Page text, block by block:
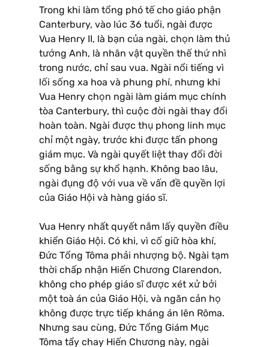
Trong khi làm tổng phó tế cho giáo phận
Canterbury, vào lúc 36 tuổi, ngài được
Vua Henry II, là bạn của ngài, chọn làm thủ
tướng Anh, là nhân vật quyền thế thứ nhì
trong nước, chỉ sau vua. Ngài nổi tiếng vì
lối sống xa hoa và phung phí, nhưng khi
Vua Henry chọn ngài làm giám mục chính
tòa Canterbury, thì cuộc đời ngài thay đổi
hoàn toàn. Ngài được thụ phong linh mục
chỉ một ngày, trước khi được tấn phong
giám mục. Và ngài quyết liệt thay đổi đời
sống bằng sự khổ hạnh. Không bao lâu,
ngài đụng độ với vua về vấn đề quyền lợi
của Giáo Hội và hàng giáo sĩ.
Vua Henry nhất quyết nắm lấy quyền điều
khiển Giáo Hội. Có khi, vì cố giữ hòa khí,
Ðức Tổng Tôma phải nhượng bộ. Ngài tạm
thời chấp nhận Hiến Chương Clarendon,
không cho phép giáo sĩ được xét xử bởi
một toà án của Giáo Hội, và ngăn cản họ
không được trực tiếp kháng án lên Rôma.
Nhưng sau cùng, Ðức Tổng Giám Mục
Tôma tẩy chay Hiến Chương này, ngài